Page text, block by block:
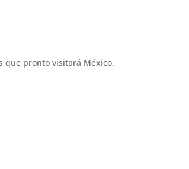
que pronto visitará México.